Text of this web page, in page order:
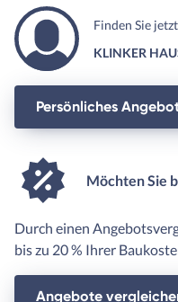
Finden Sie
KLINKER
Persönliches
Möchten Sie
Durch einen
bis zu 20 % Ihrer
Angebote